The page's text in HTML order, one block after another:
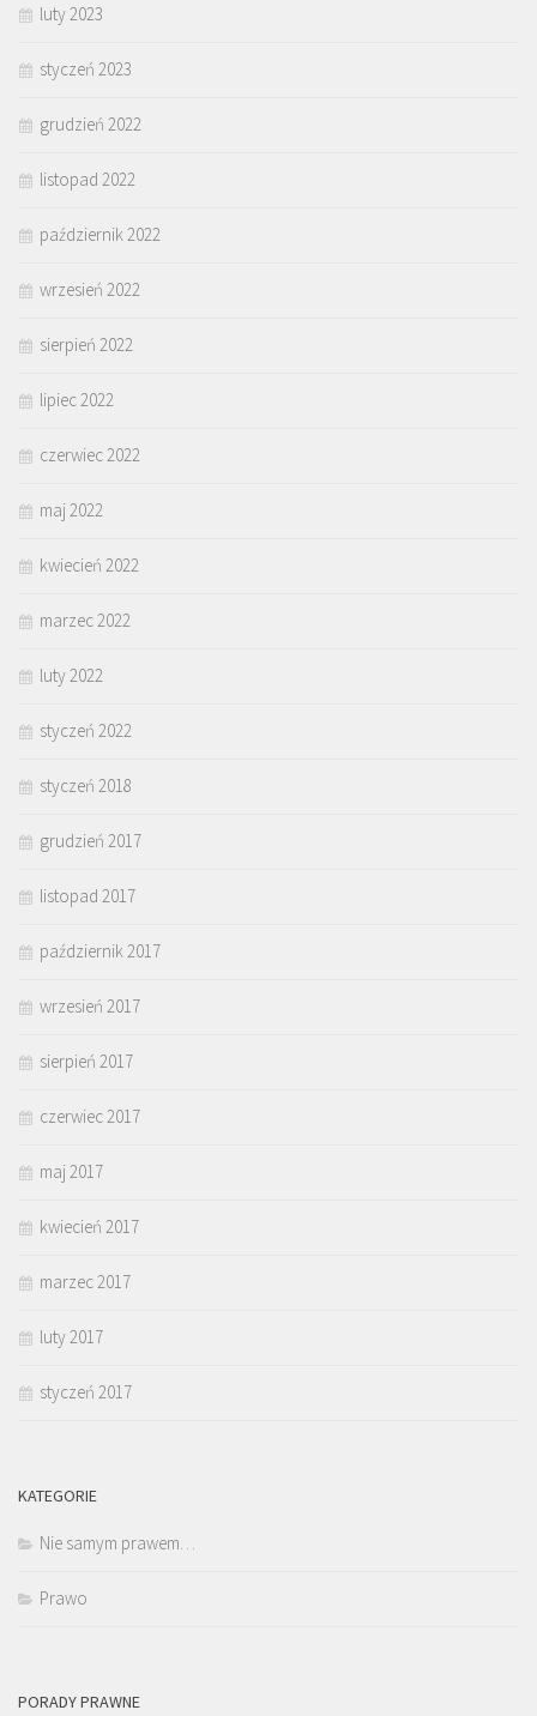
luty 2023
styczeń 2023
grudzień 2022
listopad 2022
październik 2022
wrzesień 2022
sierpień 2022
lipiec 2022
czerwiec 2022
maj 2022
kwiecień 2022
marzec 2022
luty 2022
styczeń 2022
styczeń 2018
grudzień 2017
listopad 2017
październik 2017
wrzesień 2017
sierpień 2017
czerwiec 2017
maj 2017
kwiecień 2017
marzec 2017
luty 2017
styczeń 2017
KATEGORIE
Nie samym prawem…
Prawo
PORADY PRAWNE